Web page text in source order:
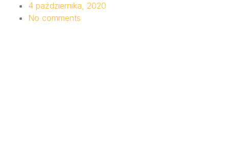
4 października, 2020
No comments